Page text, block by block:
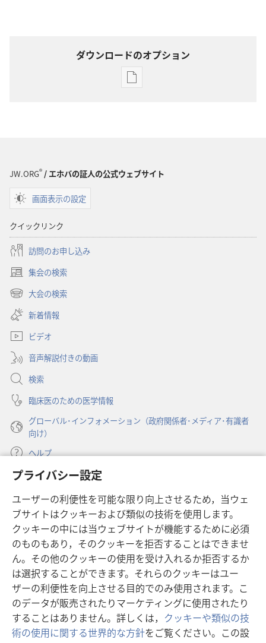
プライバシー設定
ユーザーの利便性を可能な限り向上させるため，当ウェ
ブサイトはクッキーおよび類似の技術を使用します。
クッキーの中には当ウェブサイトが機能するために必須
のものもあり，そのクッキーを拒否することはできませ
ん。その他のクッキーの使用を受け入れるか拒否するか
は選択することができます。それらのクッキーはユー
ザーの利便性を向上させる目的でのみ使用されます。こ
のデータが販売されたりマーケティングに使用されたり
することはありません。詳しくは， クッキーや類似の技
術の使用に関する世界的な方針をご覧ください。この設
ダウンロードのオプション
出
ン
JW.ORG®/ エホバの証人の公式ウェブサイト
画面表示の設定
クイックリンク
訪問のお申し込み
集会の検索
（新
し
タ
で
開
く）
大会の検索
（新
し
い
タ
ブ
で
開
く）
新着情報
ビデオ
音声解説付きの動画
検索
臨床医のための医学情報
グローバル･インフォメーション（政府関係者･メディア･有識者
向け）
ヘルプ
寄付
し
い
タ
ブ
で
開
く）
ものみの塔 オンライン・ライブラリー
（新
し
い
タ
ブ
で
開
く）
JW Hub ®
（新
し
い
タ
ブ
で
開
く）
JW Library ®
Watchtower Library®